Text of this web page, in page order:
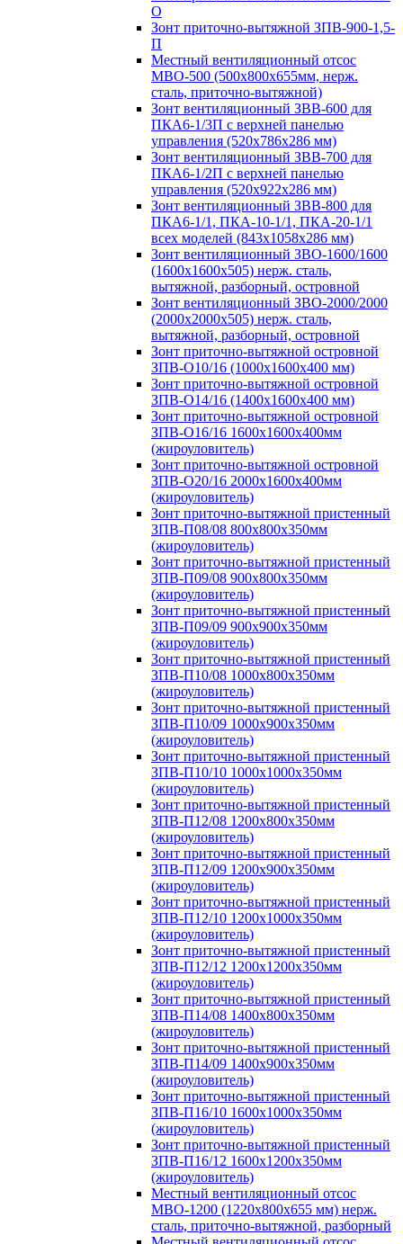
О
Зонт приточно-вытяжной ЗПВ-900-1,5-
П
Местный вентиляционный отсос
МВО-500 (500х800х655мм, нерж.
сталь, приточно-вытяжной)
Зонт вентиляционный ЗВВ-600 для
ПКА6-1/3П с верхней панелью
управления (520х786х286 мм)
Зонт вентиляционный ЗВВ-700 для
ПКА6-1/2П с верхней панелью
управления (520х922х286 мм)
Зонт вентиляционный ЗВВ-800 для
ПКА6-1/1, ПКА-10-1/1, ПКА-20-1/1
всех моделей (843х1058х286 мм)
Зонт вентиляционный ЗВО-1600/1600
(1600х1600х505) нерж. сталь,
вытяжной, разборный, островной
Зонт вентиляционный ЗВО-2000/2000
(2000х2000х505) нерж. сталь,
вытяжной, разборный, островной
Зонт приточно-вытяжной островной
ЗПВ-О10/16 (1000х1600х400 мм)
Зонт приточно-вытяжной островной
ЗПВ-О14/16 (1400х1600х400 мм)
Зонт приточно-вытяжной островной
ЗПВ-О16/16 1600х1600х400мм
(жироуловитель)
Зонт приточно-вытяжной островной
ЗПВ-О20/16 2000х1600х400мм
(жироуловитель)
Зонт приточно-вытяжной пристенный
ЗПВ-П08/08 800х800х350мм
(жироуловитель)
Зонт приточно-вытяжной пристенный
ЗПВ-П09/08 900х800х350мм
(жироуловитель)
Зонт приточно-вытяжной пристенный
ЗПВ-П09/09 900х900х350мм
(жироуловитель)
Зонт приточно-вытяжной пристенный
ЗПВ-П10/08 1000х800х350мм
(жироуловитель)
Зонт приточно-вытяжной пристенный
ЗПВ-П10/09 1000х900х350мм
(жироуловитель)
Зонт приточно-вытяжной пристенный
ЗПВ-П10/10 1000х1000х350мм
(жироуловитель)
Зонт приточно-вытяжной пристенный
ЗПВ-П12/08 1200х800х350мм
(жироуловитель)
Зонт приточно-вытяжной пристенный
ЗПВ-П12/09 1200х900х350мм
(жироуловитель)
Зонт приточно-вытяжной пристенный
ЗПВ-П12/10 1200х1000х350мм
(жироуловитель)
Зонт приточно-вытяжной пристенный
ЗПВ-П12/12 1200х1200х350мм
(жироуловитель)
Зонт приточно-вытяжной пристенный
ЗПВ-П14/08 1400х800х350мм
(жироуловитель)
Зонт приточно-вытяжной пристенный
ЗПВ-П14/09 1400х900х350мм
(жироуловитель)
Зонт приточно-вытяжной пристенный
ЗПВ-П16/10 1600х1000х350мм
(жироуловитель)
Зонт приточно-вытяжной пристенный
ЗПВ-П16/12 1600х1200х350мм
(жироуловитель)
Местный вентиляционный отсос
МВО-1200 (1220х800х655 мм) нерж.
сталь, приточно-вытяжной, разборный